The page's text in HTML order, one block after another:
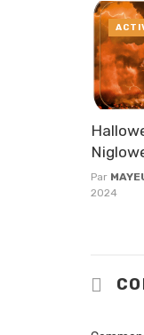
Par
2024